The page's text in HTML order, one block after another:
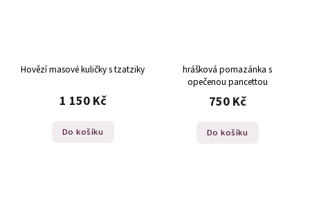
Hovězí masové kuličky s tzatziky
1 150 Kč
Do košíku
hrášková pomazánka s
opečenou pancettou
750 Kč
Do košíku